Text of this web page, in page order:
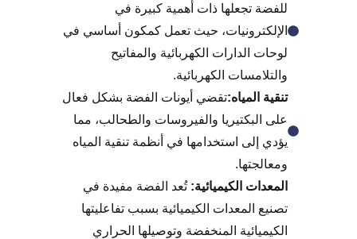
للفضة تجعلها ذات أهمية كبيرة في
الإلكترونيات، حيث تعمل كمكون أساسي في
لوحات الدارات الكهربائية والمفاتيح
والتلامسات الكهربائية.
تنقية المياه:تقضي أيونات الفضة بشكل فعال
على البكتيريا والفيروسات والطحالب، مما
يؤدي إلى استخدامها في أنظمة تنقية المياه
ومعالجتها.
المعدات الكيميائية:تُعد الفضة مفيدة في
تصنيع المعدات الكيميائية بسبب تفاعليتها
الكيميائية المنخفضة وتوصيلها الحراري